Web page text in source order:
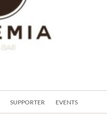
SUPPORTER EVENTS